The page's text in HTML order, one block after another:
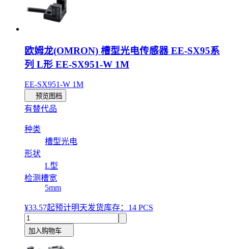
欧姆龙(OMRON) 槽型光电传感器 EE-SX95系
列 L形 EE-SX951-W 1M
EE-SX951-W 1M
预览图档
有替代品
种类
槽型光电
形状
L型
检测槽宽
5mm
¥33.57起预计明天发货库存：14 PCS
加入购物车